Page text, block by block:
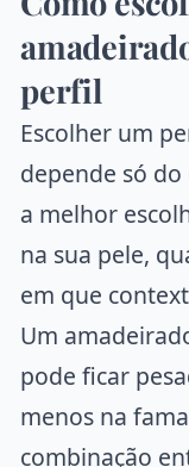
perfil
Escolher um
depende só
a melhor
na sua pele,
em que
Um
pode ficar
menos na
combinação